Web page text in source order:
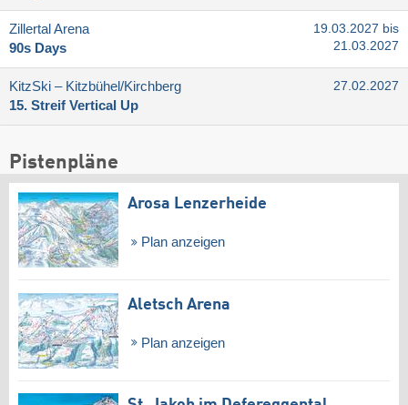
Zillertal Arena
90s Days
19.03.2027 bis
21.03.2027
KitzSki – Kitzbühel/​Kirchberg
15. Streif Vertical Up
27.02.2027
Pistenpläne
Arosa Lenzerheide
Plan anzeigen
Aletsch Arena
Plan anzeigen